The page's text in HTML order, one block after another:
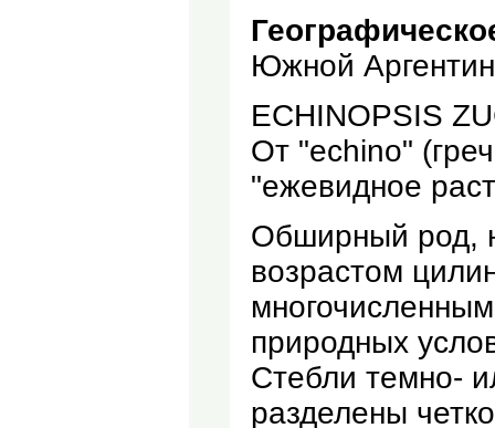
Южной
ECHINOPSIS
От "echino"
"ежевидное
Обширный род,
возрастом
природных
Стебли темно-
разделены